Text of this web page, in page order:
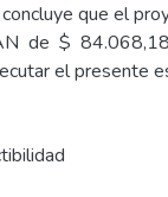
que el
de $
el presente